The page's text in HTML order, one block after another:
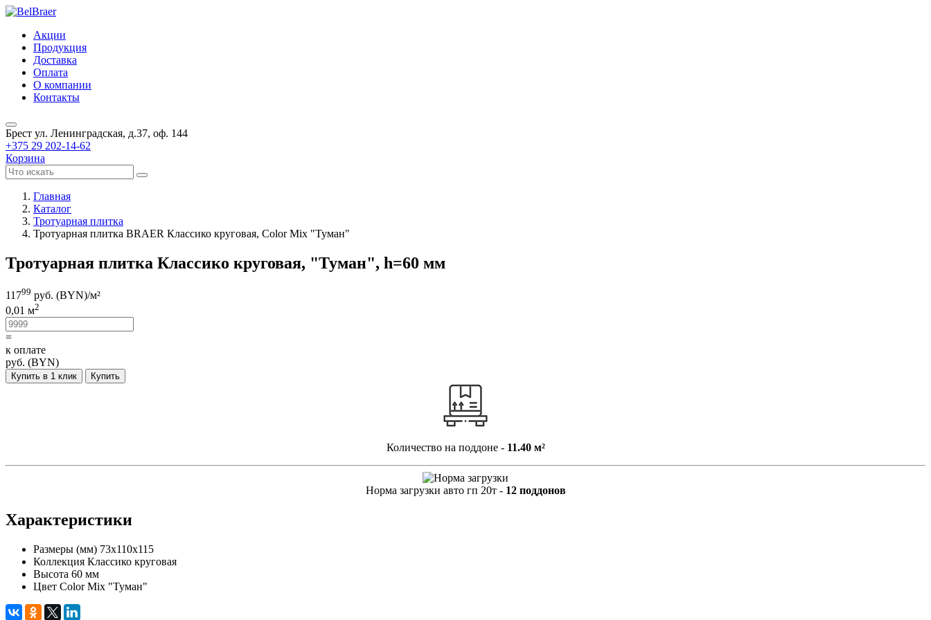
Акции
Продукция
Доставка
Оплата
О компании
Контакты
Брест ул. Ленинградская, д.37, оф. 144
+375 29 202-14-62
Корзина
Главная
Каталог
Тротуарная плитка
Тротуарная плитка BRAER Классико круговая, Color Mix "Туман"
Тротуарная плитка Классико круговая, "Туман", h=60 мм
11799 руб. (BYN)/м²
0,01 м2
=
к оплате
руб. (BYN)
Купить в 1 клик Купить
Количество на поддоне - 11.40 м²
Норма загрузки авто гп 20т - 12 поддонов
Характеристики
Размеры (мм) 73х110х115
Коллекция Классико круговая
Высота 60 мм
Цвет Color Mix "Туман"